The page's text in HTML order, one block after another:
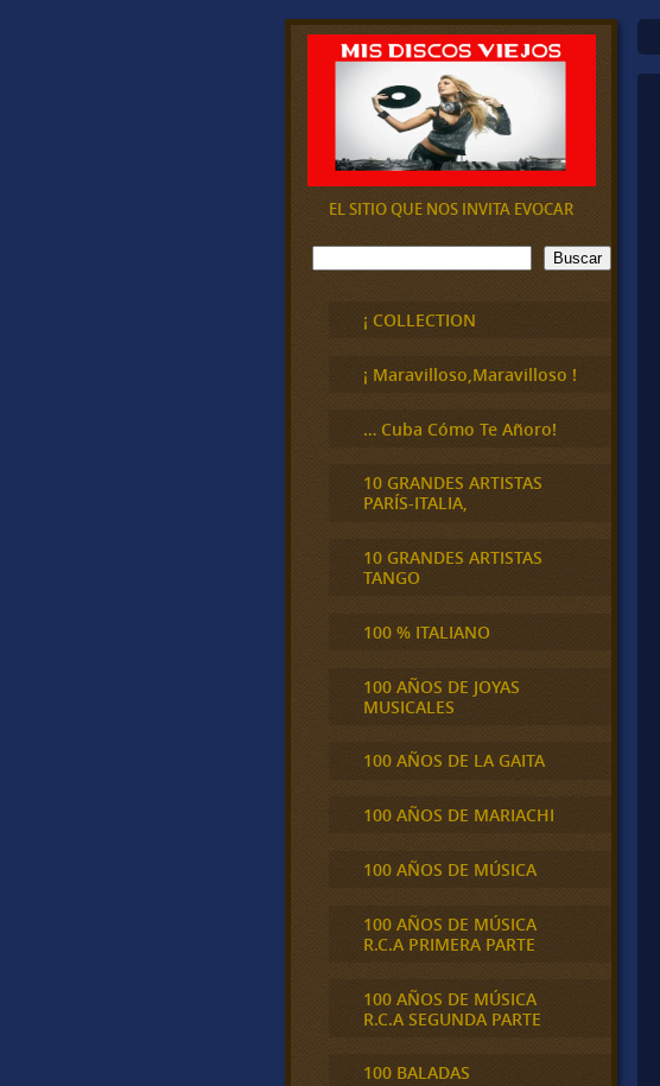
EL SITIO QUE NOS INVITA EVOCAR
B
u
Buscar
¡ COLLECTION
¡ Maravilloso,Maravilloso !
… Cuba Cómo Te Añoro!
10 GRANDES ARTISTAS
PARÍS-ITALIA,
10 GRANDES ARTISTAS
TANGO
100 % ITALIANO
100 AÑOS DE JOYAS
MUSICALES
100 AÑOS DE LA GAITA
100 AÑOS DE MARIACHI
100 AÑOS DE MÚSICA
100 AÑOS DE MÚSICA
R.C.A PRIMERA PARTE
100 AÑOS DE MÚSICA
R.C.A SEGUNDA PARTE
100 BALADAS